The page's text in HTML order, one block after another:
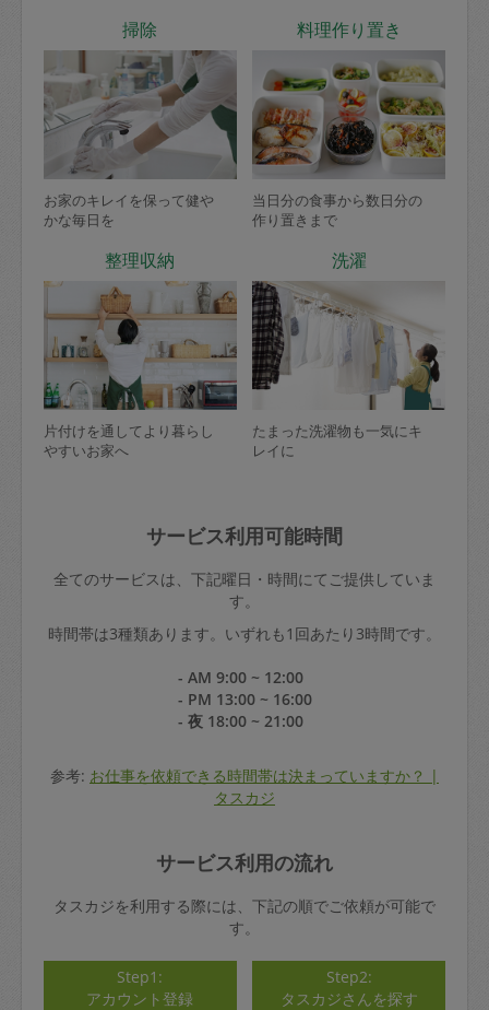
掃除
お家のキレイを保って健や
かな毎日を
料理作り置き
当日分の食事から数日分の
作り置きまで
整理収納
片付けを通してより暮らし
やすいお家へ
洗濯
たまった洗濯物も一気にキ
レイに
サービス利用可能時間
全てのサービスは、下記曜日・時間にてご提供していま
す。
時間帯は3種類あります。いずれも1回あたり3時間です。
- AM 9:00 ~ 12:00
- PM 13:00 ~ 16:00
- 夜 18:00 ~ 21:00
参考: お仕事を依頼できる時間帯は決まっていますか？ |
タスカジ
サービス利用の流れ
タスカジを利用する際には、下記の順でご依頼が可能で
す。
Step1:
アカウント登録
Step2:
タスカジさんを探す